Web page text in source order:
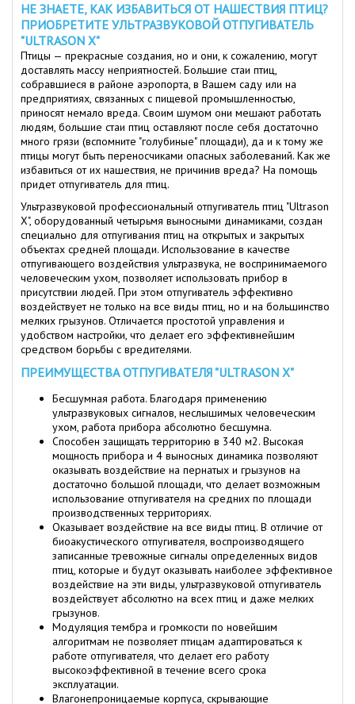
НЕ ЗНАЕТЕ, КАК ИЗБАВИТЬСЯ ОТ НАШЕСТВИЯ ПТИЦ?
ПРИОБРЕТИТЕ УЛЬТРАЗВУКОВОЙ ОТПУГИВАТЕЛЬ
"ULTRASON X"
Птицы — прекрасные создания, но и они, к сожалению, могут
доставлять массу неприятностей. Большие стаи птиц,
собравшиеся в районе аэропорта, в Вашем саду или на
предприятиях, связанных с пищевой промышленностью,
приносят немало вреда. Своим шумом они мешают работать
людям, большие стаи птиц оставляют после себя достаточно
много грязи (вспомните "голубиные" площади), да и к тому же
птицы могут быть переносчиками опасных заболеваний. Как же
избавиться от их нашествия, не причинив вреда? На помощь
придет отпугиватель для птиц.
Ультразвуковой профессиональный отпугиватель птиц "Ultrason
X", оборудованный четырьмя выносными динамиками, создан
специально для отпугивания птиц на открытых и закрытых
объектах средней площади. Использование в качестве
отпугивающего воздействия ультразвука, не воспринимаемого
человеческим ухом, позволяет использовать прибор в
присутствии людей. При этом отпугиватель эффективно
воздействует не только на все виды птиц, но и на большинство
мелких грызунов. Отличается простотой управления и
удобством настройки, что делает его эффективнейшим
средством борьбы с вредителями.
ПРЕИМУЩЕСТВА ОТПУГИВАТЕЛЯ "ULTRASON X"
Бесшумная работа. Благодаря применению
ультразвуковых сигналов, неслышимых человеческим
ухом, работа прибора абсолютно бесшумна.
Способен защищать территорию в 340 м2. Высокая
мощность прибора и 4 выносных динамика позволяют
оказывать воздействие на пернатых и грызунов на
достаточно большой площади, что делает возможным
использование отпугивателя на средних по площади
производственных территориях.
Оказывает воздействие на все виды птиц. В отличие от
биоакустического отпугивателя, воспроизводящего
записанные тревожные сигналы определенных видов
птиц, которые и будут оказывать наиболее эффективное
воздействие на эти виды, ультразвуковой отпугиватель
воздействует абсолютно на всех птиц и даже мелких
грызунов.
Модуляция тембра и громкости по новейшим
алгоритмам не позволяет птицам адаптироваться к
работе отпугивателя, что делает его работу
высокоэффективной в течение всего срока
эксплуатации.
Влагонепроницаемые корпуса, скрывающие